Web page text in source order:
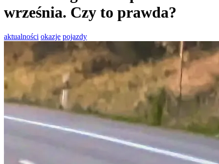
września. Czy to prawda?
aktualności okazje pojazdy